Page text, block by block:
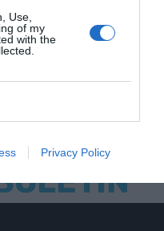
Use,
of my
with the
Privacy Policy